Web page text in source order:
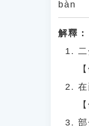
bàn
解釋：
二